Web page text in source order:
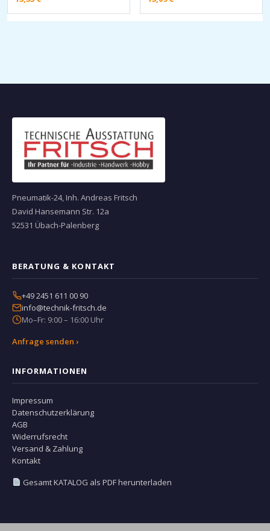
Pneumatik-24, Inh. Andreas Fritsch
David Hansemann Str. 12a
52531 Übach-Palenberg
BERATUNG & KONTAKT
+49 2451 611 00 90
info@technik-fritsch.de
Mo–Fr: 9:00 – 16:00 Uhr
Anfrage senden ›
INFORMATIONEN
Impressum
Datenschutzerklärung
AGB
Widerrufsrecht
Versand & Zahlung
Kontakt
Gesamt KATALOG als PDF herunterladen